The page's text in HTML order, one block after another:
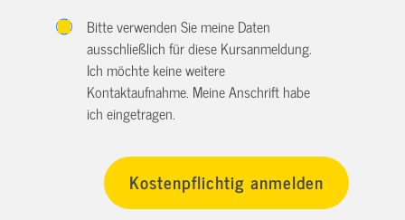
Bitte verwenden Sie meine Daten
ausschließlich für diese Kursanmeldung.
Ich möchte keine weitere
Kontaktaufnahme. Meine Anschrift habe
ich eingetragen.